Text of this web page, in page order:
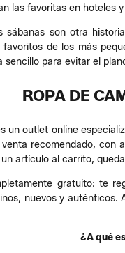
las favoritas en hoteles
sábanas son otra
favoritos de los más
sencillo para evitar el
ROPA DE
un outlet online
recomendado, con
artículo al carrito,
gratuito: te
nuevos y auténticos.
¿A qué